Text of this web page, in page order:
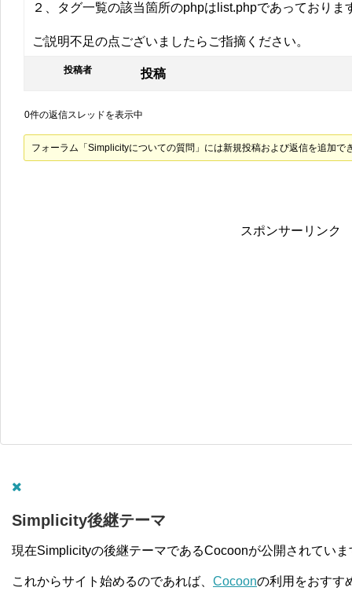
２、タグ一覧の該当箇所のphpはlist.phpであっておりま
ご説明不足の点ございましたらご指摘ください。
投稿者 投稿
0件の返信スレッドを表示中
フォーラム「Simplicityについての質問」には新規投稿および返信を追加で
スポンサーリンク
Simplicity後継テーマ
現在Simplicityの後継テーマであるCocoonが公開されていま
これからサイト始めるのであれば、 Cocoonの利用をおすす